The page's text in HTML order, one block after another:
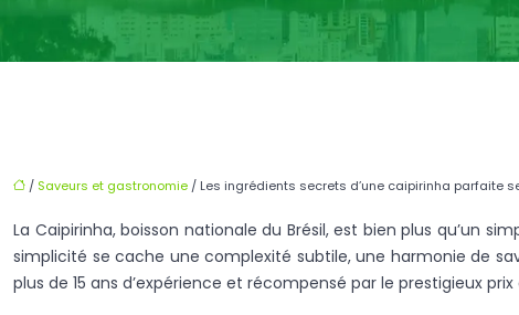
/ Saveurs et gastronomie / Les ingrédients secrets d’une caipirinha parfaite
La Caipirinha, boisson nationale du Brésil, est bien plus qu’un
simplicité se cache une complexité subtile, une harmonie de
plus de 15 ans d’expérience et récompensé par le prestigieux